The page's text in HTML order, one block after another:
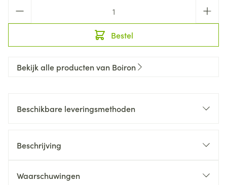
Bestel
Bekijk alle producten van Boiron
Beschikbare leveringsmethoden
Beschrijving
Waarschuwingen